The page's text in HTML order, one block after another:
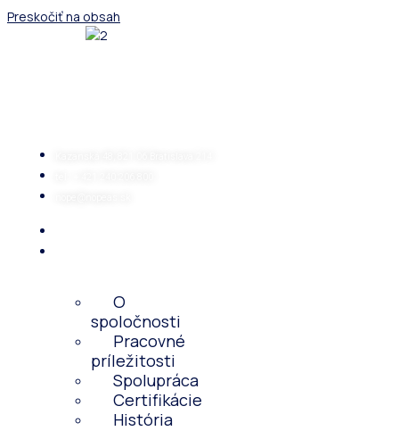
Preskočiť na obsah
O
spoločnosti
Pracovné
príležitosti
Spolupráca
Certifikácie
História